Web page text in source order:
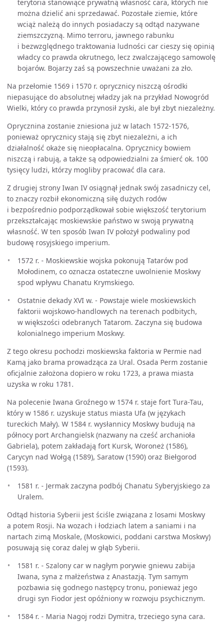
terytoria stanowiące prywatną własność cara, których nie
można dzielić ani sprzedawać. Pozostałe ziemie, które
wciąż należą do innych posiadaczy są odtąd nazywane
ziemszczyzną. Mimo terroru, jawnego rabunku
i bezwzględnego traktowania ludności car cieszy się opinią
władcy co prawda okrutnego, lecz zwalczającego samowolę
bojarów. Bojarzy zaś są powszechnie uważani za zło.
Na przełomie 1569 i 1570 r. oprycznicy niszczą ośrodki
niepasujące do absolutnej władzy jak na przykład Nowogród
Wielki, który co prawda przynosił zyski, ale był zbyt niezależny.
Oprycznina zostanie zniesiona już w latach 1572-1576,
ponieważ oprycznicy stają się zbyt niezależni, a ich
działalność okaże się nieopłacalna. Oprycznicy bowiem
niszczą i rabują, a także są odpowiedzialni za śmierć ok. 100
tysięcy ludzi, którzy mogliby pracować dla cara.
Z drugiej strony Iwan IV osiągnął jednak swój zasadniczy cel,
to znaczy rozbił ekonomiczną siłę dużych rodów
i bezpośrednio podporządkował sobie większość terytorium
przekształcając moskiewskie państwo w swoją prywatną
własność. W ten sposób Iwan IV położył podwaliny pod
budowę rosyjskiego imperium.
1572 r. - Moskiewskie wojska pokonują Tatarów pod
Mołodinem, co oznacza ostateczne uwolnienie Moskwy
spod wpływu Chanatu Krymskiego.
Ostatnie dekady XVI w. - Powstaje wiele moskiewskich
faktorii wojskowo-handlowych na terenach podbitych,
w większości odebranych Tatarom. Zaczyna się budowa
kolonialnego imperium Moskwy.
Z tego okresu pochodzi moskiewska faktoria w Permie nad
Kamą jako brama prowadząca za Ural. Osada Perm zostanie
oficjalnie założona dopiero w roku 1723, a prawa miasta
uzyska w roku 1781.
Na polecenie Iwana Groźnego w 1574 r. staje fort Tura-Tau,
który w 1586 r. uzyskuje status miasta Ufa (w językach
tureckich Mały). W 1584 r. wysłannicy Moskwy budują na
północy port Archangielsk (nazwany na cześć archanioła
Gabriela), potem zakładają fort Kursk, Woroneż (1586),
Carycyn nad Wołgą (1589), Saratow (1590) oraz Biełgorod
(1593).
1581 r. - Jermak zaczyna podbój Chanatu Syberyjskiego za
Uralem.
Odtąd historia Syberii jest ściśle związana z losami Moskwy
a potem Rosji. Na wozach i łodziach latem a saniami i na
nartach zimą Moskale, (Moskowici, poddani carstwa Moskwy)
posuwają się coraz dalej w głąb Syberii.
1581 r. - Szalony car w nagłym porywie gniewu zabija
Iwana, syna z małżeństwa z Anastazją. Tym samym
pozbawia się godnego następcy tronu, ponieważ jego
drugi syn Fiodor jest opóźniony w rozwoju psychicznym.
1584 r. - Maria Nagoj rodzi Dymitra, trzeciego syna cara.